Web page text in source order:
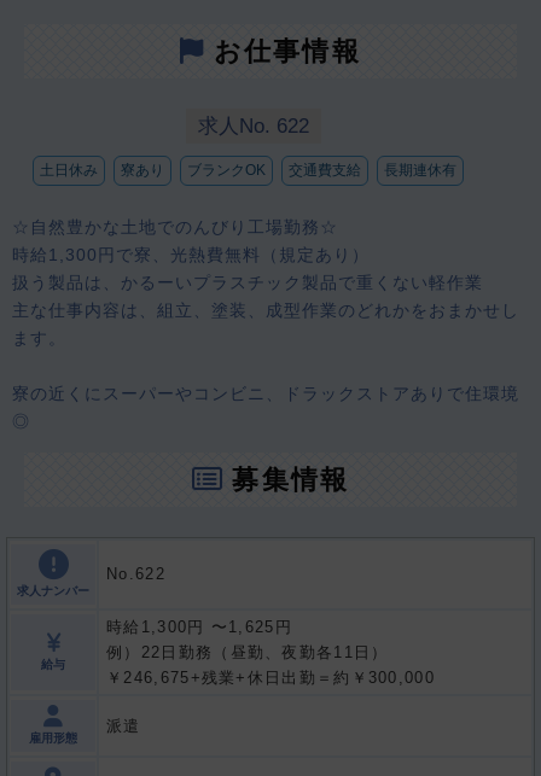
お仕事情報
求人No. 622
土日休み 寮あり ブランクOK 交通費支給 長期連休有
☆自然豊かな土地でのんびり工場勤務☆
時給1,300円で寮、光熱費無料（規定あり）
扱う製品は、かるーいプラスチック製品で重くない軽作業
主な仕事内容は、組立、塗装、成型作業のどれかをおまかせし
ます。
寮の近くにスーパーやコンビニ、ドラックストアありで住環境
◎
募集情報
求人ナンバー
No.622
給与
時給1,300円 〜1,625円
例）22日勤務（昼勤、夜勤各11日）
￥246,675+残業+休日出勤＝約￥300,000
雇用形態
派遣